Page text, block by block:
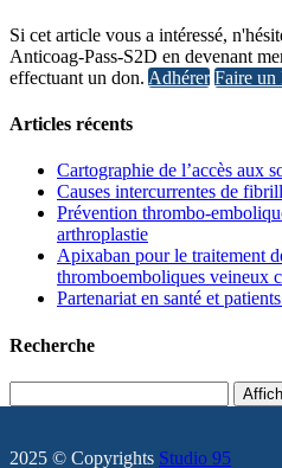
Si cet article vous a intéressé,
Anticoag-Pass-S2D en devenant
effectuant un don. Adhérer Faire un
Articles récents
Cartographie de l’accès aux
Causes intercurrentes de
Prévention thrombo-
arthroplastie
Apixaban pour le traitement
thromboemboliques veineux
Partenariat en santé et
Recherche
2025 © Copyrights Studio 95